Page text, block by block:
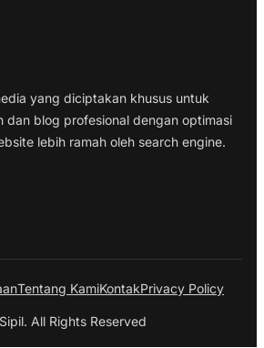
yang diciptakan khusus untuk
dan blog profesional dengan optimasi
lebih ramah oleh search engine.
Tentang KamiKontakPrivacy Policy
All Rights Reserved